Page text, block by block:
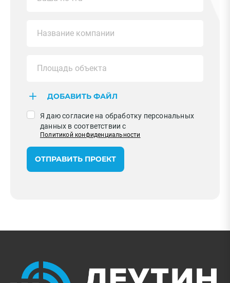
ДОБАВИТЬ ФАЙЛ
Я даю согласие на обработку персональных
данных в соответствии с
Политикой конфиденциальности
ОТПРАВИТЬ ПРОЕКТ